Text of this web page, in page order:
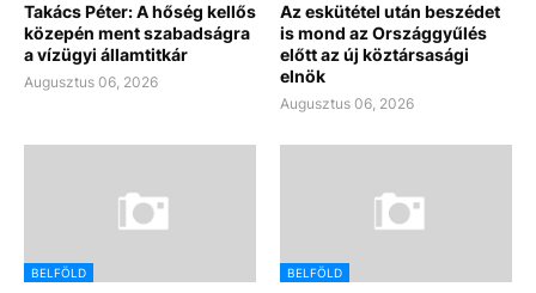
Takács Péter: A hőség kellős
közepén ment szabadságra
a vízügyi államtitkár
Augusztus 06, 2026
Az eskütétel után beszédet
is mond az Országgyűlés
előtt az új köztársasági
elnök
Augusztus 06, 2026
BELFÖLD BELFÖLD